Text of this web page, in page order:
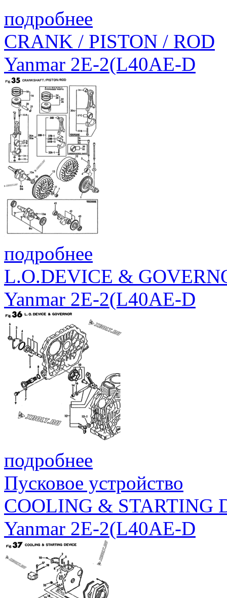
подробнее
CRANK / PISTON / ROD
Yanmar 2E-2(L40AE-D
подробнее
L.O.DEVICE &
Yanmar 2E-2(L40AE-D
подробнее
Пусковое устройство
COOLING & STARTING
Yanmar 2E-2(L40AE-D